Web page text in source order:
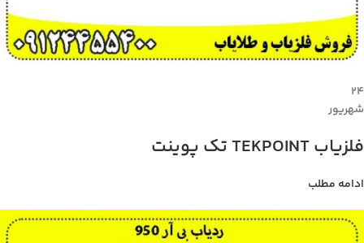
۲۴
شهریور
فلزیاب TEKPOINT تک پوینت
ادامه مطلب